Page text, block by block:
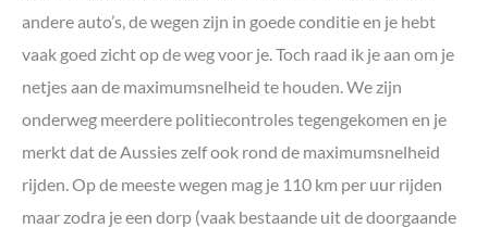
andere auto’s, de wegen zijn in goede conditie en je hebt
vaak goed zicht op de weg voor je. Toch raad ik je aan om je
netjes aan de maximumsnelheid te houden. We zijn
onderweg meerdere politiecontroles tegengekomen en je
merkt dat de Aussies zelf ook rond de maximumsnelheid
rijden. Op de meeste wegen mag je 110 km per uur rijden
maar zodra je een dorp (vaak bestaande uit de doorgaande